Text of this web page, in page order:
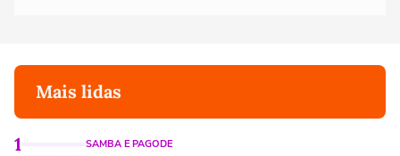
Mais lidas
1 SAMBA E PAGODE